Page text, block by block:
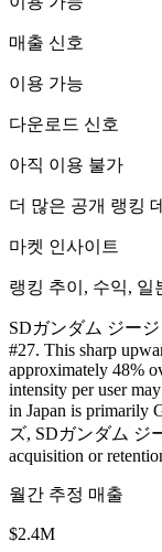
매출 신호
이용 가능
다운로드 신호
아직 이용 불가
더 많은 공개 랭킹
마켓 인사이트
랭킹 추이, 수익, 일
SDガンダム ジージ
#27. This sharp
approximately 48%
intensity per user
in Japan is primarily
ズ, SDガンダム ジ
acquisition or
월간 추정 매출
$2.4M